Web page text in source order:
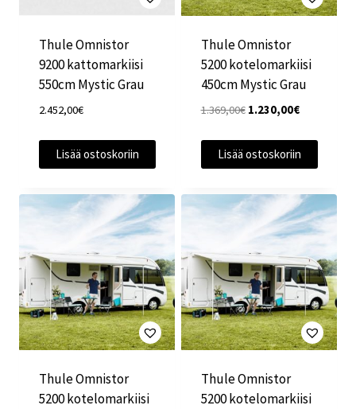
Thule Omnistor
9200 kattomarkiisi
550cm Mystic Grau
2.452,00€
Lisää ostoskoriin
Thule Omnistor
5200 kotelomarkiisi
450cm Mystic Grau
1.369,00€ Alkuperäinen
1.230,00€Nykyinen
1.230,00€.
Lisää ostoskoriin
Thule Omnistor
5200 kotelomarkiisi
Thule Omnistor
5200 kotelomarkiisi